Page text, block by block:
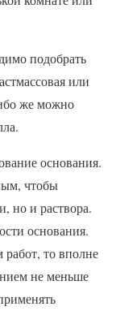
подобрать
или
же можно
основания.
чтобы
но и раствора.
основания.
работ, то вполне
не меньше